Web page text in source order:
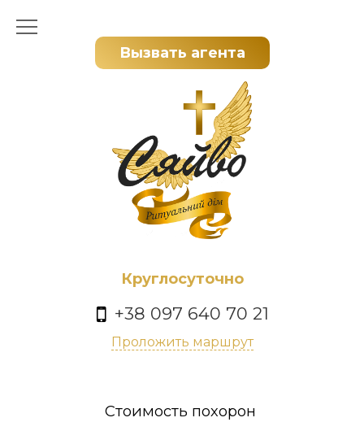
Вызвать агента
Круглосуточно
+38 097 640 70 21
Проложить маршрут
Стоимость похорон